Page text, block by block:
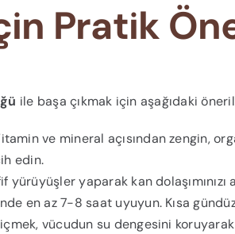
Pratik
ile başa çıkmak için aşağıdaki
ve mineral açısından zengin,
edin.
yürüyüşler yaparak kan
en az 7-8 saat uyuyun. Kısa
vücudun su dengesini